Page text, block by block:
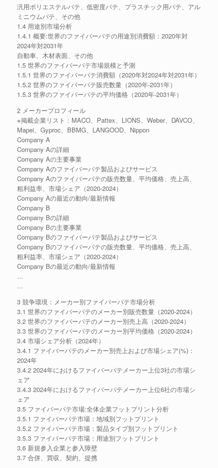
汎用ポリエステルパテ、低密度パテ、プラスチック用パテ、アル
ミニウムパテ、その他
1.4 用途別市場分析
1.4.1 概要:世界のファイバーパテの用途別消費額：2020年対
2024年対2031年
自動車、木材表面、その他
1.5 世界のファイバーパテ市場規模と予測
1.5.1 世界のファイバーパテ消費額（2020年対2024年対2031年）
1.5.2 世界のファイバーパテ販売数量（2020年-2031年）
1.5.3 世界のファイバーパテの平均価格（2020年-2031年）
2 メーカープロフィール
※掲載企業リスト：MACO、Pattex、LIONS、Weber、DAVCO、
Mapei、Gyproc、BBMG、LANGOOD、Nippon
Company A
Company Aの詳細
Company Aの主要事業
Company Aのファイバーパテ製品およびサービス
Company Aのファイバーパテの販売数量、平均価格、売上高、
粗利益率、市場シェア（2020-2024）
Company Aの最近の動向/最新情報
Company B
Company Bの詳細
Company Bの主要事業
Company Bのファイバーパテ製品およびサービス
Company Bのファイバーパテの販売数量、平均価格、売上高、
粗利益率、市場シェア（2020-2024）
Company Bの最近の動向/最新情報
…
…
3 競争環境：メーカー別ファイバーパテ市場分析
3.1 世界のファイバーパテのメーカー別販売数量（2020-2024）
3.2 世界のファイバーパテのメーカー別売上高（2020-2024）
3.3 世界のファイバーパテのメーカー別平均価格（2020-2024）
3.4 市場シェア分析（2024年）
3.4.1 ファイバーパテのメーカー別売上および市場シェア(%)：
2024年
3.4.2 2024年におけるファイバーパテメーカー上位3社の市場シ
ェア
3.4.3 2024年におけるファイバーパテメーカー上位6社の市場シ
ェア
3.5 ファイバーパテ市場:全体企業フットプリント分析
3.5.1 ファイバーパテ市場：地域別フットプリント
3.5.2 ファイバーパテ市場：製品タイプ別フットプリント
3.5.3 ファイバーパテ市場：用途別フットプリント
3.6 新規参入企業と参入障壁
3.7 合併、買収、契約、提携